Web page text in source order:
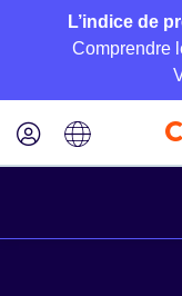
L’indice de
Comprendre